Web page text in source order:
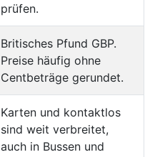
prüfen.
Britisches Pfund GBP.
Preise häufig ohne
Centbeträge gerundet.
Karten und kontaktlos
sind weit verbreitet,
auch in Bussen und